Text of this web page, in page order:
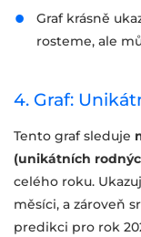
Graf krásně
rosteme, ale
4. Graf:
Tento graf sleduje
(unikátních
celého roku.
měsíci, a zároveň
predikci pro rok